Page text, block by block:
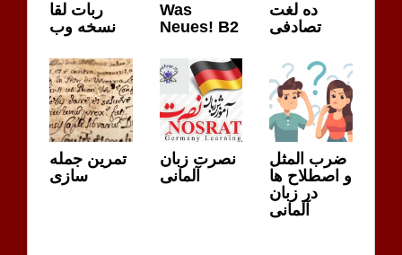
ربات لقا
نسخه وب
Was
Neues! B2
ده لغت
تصادفی
تمرین جمله
سازی
نصرت زبان
آلمانی
ضرب المثل
و اصطلاح ها
در زبان
آلمانی